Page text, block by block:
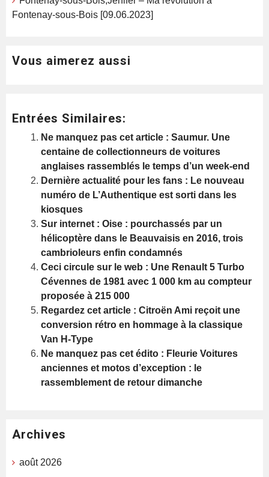
Fontenay-sous-Bois [09.06.2023]
Vous aimerez aussi
Entrées Similaires:
Ne manquez pas cet article : Saumur. Une
centaine de collectionneurs de voitures
anglaises rassemblés le temps d’un week-end
Dernière actualité pour les fans : Le nouveau
numéro de L’Authentique est sorti dans les
kiosques
Sur internet : Oise : pourchassés par un
hélicoptère dans le Beauvaisis en 2016, trois
cambrioleurs enfin condamnés
Ceci circule sur le web : Une Renault 5 Turbo
Cévennes de 1981 avec 1 000 km au compteur
proposée à 215 000
Regardez cet article : Citroën Ami reçoit une
conversion rétro en hommage à la classique
Van H-Type
Ne manquez pas cet édito : Fleurie Voitures
anciennes et motos d’exception : le
rassemblement de retour dimanche
Archives
août 2026